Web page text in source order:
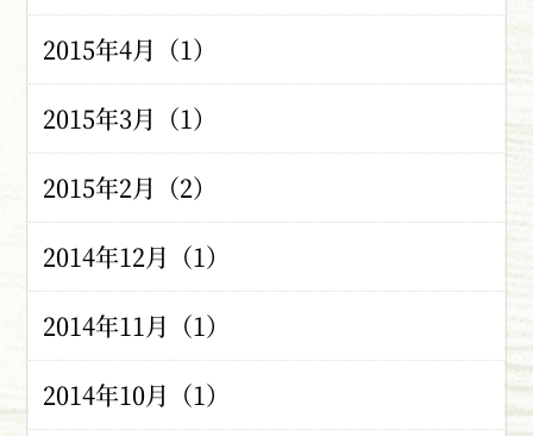
2015年4月（1）
2015年3月（1）
2015年2月（2）
2014年12月（1）
2014年11月（1）
2014年10月（1）